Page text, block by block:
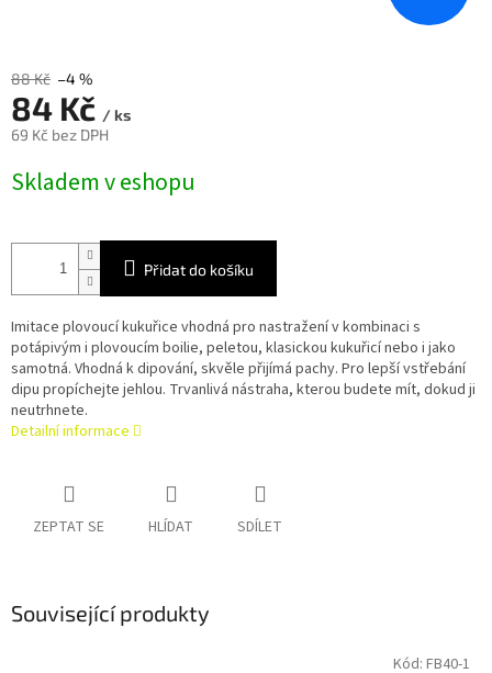
88 Kč –4 %
84 Kč / ks
69 Kč bez DPH
cena:
Skladem v eshopu
Přidat do košíku
Imitace plovoucí kukuřice vhodná pro nastražení v kombinaci s
potápivým i plovoucím boilie, peletou, klasickou kukuřicí nebo i jako
samotná. Vhodná k dipování, skvěle přijímá pachy. Pro lepší vstřebání
dipu propíchejte jehlou. Trvanlivá nástraha, kterou budete mít, dokud ji
neutrhnete.
Detailní informace
ZEPTAT SE HLÍDAT SDÍLET
Související produkty
Kód: FB40-1